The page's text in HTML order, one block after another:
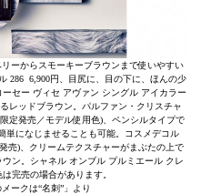
ーからスモーキーブラウンまで使いやすい
286 6,900円、目尻に、目の下に、ほんの少
セー ヴィセ アヴァン シングル アイカラー
レッドブラウン。パルファン・クリスチャ
定発売／モデル使用色)、ペンシルタイプで
単になじませることも可能。コスメデコル
売)、クリームテクスチャーがまぶたの上で
ン。シャネル オンブル プルミエール クレ
売の場合があります。
ークは“名刺”」より